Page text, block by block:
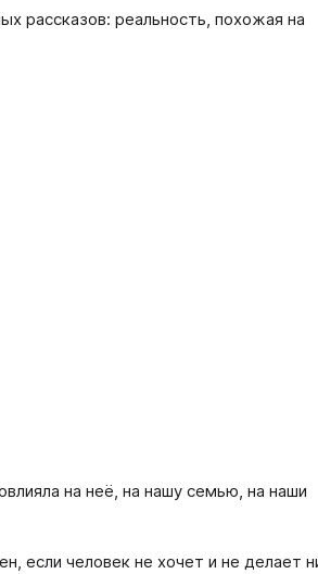
рассказов: реальность, похожая на
на неё, на нашу семью, на наши
если человек не хочет и не делает